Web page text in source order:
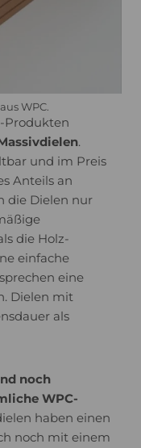
WPC.
Produkten
.
und im Preis
Anteils an
die Dielen nur
die Holz-
einfache
eine
Dielen mit
als
noch
WPC-
haben einen
noch mit einem